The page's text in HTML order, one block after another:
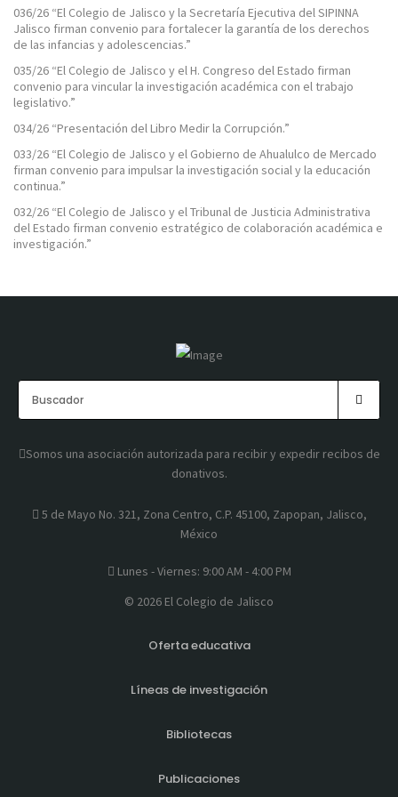
036/26 “El Colegio de Jalisco y la Secretaría Ejecutiva del SIPINNA
Jalisco firman convenio para fortalecer la garantía de los derechos
de las infancias y adolescencias.”
035/26 “El Colegio de Jalisco y el H. Congreso del Estado firman
convenio para vincular la investigación académica con el trabajo
legislativo.”
034/26 “Presentación del Libro Medir la Corrupción.”
033/26 “El Colegio de Jalisco y el Gobierno de Ahualulco de Mercado
firman convenio para impulsar la investigación social y la educación
continua.”
032/26 “El Colegio de Jalisco y el Tribunal de Justicia Administrativa
del Estado firman convenio estratégico de colaboración académica e
investigación.”
Somos una asociación autorizada para recibir y expedir recibos de
donativos.
5 de Mayo No. 321, Zona Centro, C.P. 45100, Zapopan, Jalisco,
México
Lunes - Viernes: 9:00 AM - 4:00 PM
© 2026 El Colegio de Jalisco
Oferta educativa
Líneas de investigación
Bibliotecas
Publicaciones